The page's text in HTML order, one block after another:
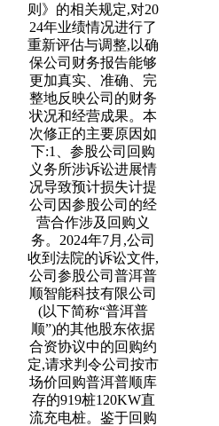
则》的相关规定,对20
24年业绩情况进行了
重新评估与调整,以确
保公司财务报告能够
更加真实、准确、完
整地反映公司的财务
状况和经营成果。本
次修正的主要原因如
下:1、参股公司回购
义务所涉诉讼进展情
况导致预计损失计提
公司因参股公司的经
营合作涉及回购义
务。2024年7月,公司
收到法院的诉讼文件,
公司参股公司普洱普
顺智能科技有限公司
(以下简称“普洱普
顺”)的其他股东依据
合资协议中的回购约
定,请求判令公司按市
场价回购普洱普顺库
存的919桩120KW直
流充电桩。鉴于回购